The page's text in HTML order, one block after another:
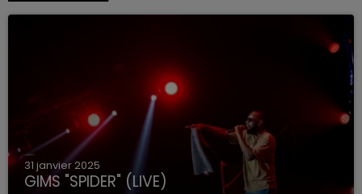
31 janvier 2025
GIMS "SPIDER" (LIVE)